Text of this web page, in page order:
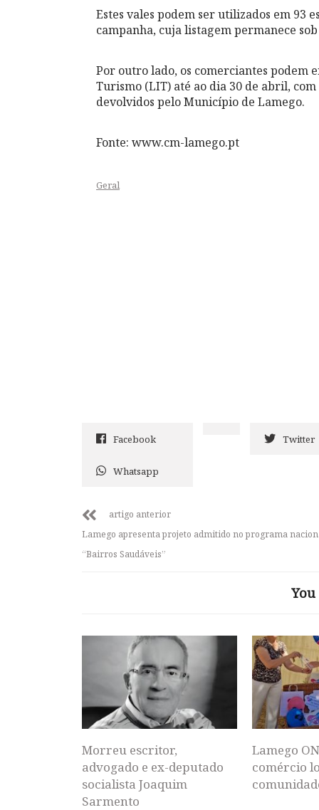
Estes vales podem ser utilizados em 93
campanha, cuja listagem permanece
Por outro lado, os comerciantes podem
Turismo (LIT) até ao dia 30 de abril,
devolvidos pelo Município de Lamego.
Fonte: www.cm-lamego.pt
Geral
Facebook Twitter
Whatsapp
artigo anterior
Lamego apresenta projeto admitido no programa
“Bairros Saudáveis”
Morreu escritor,
advogado e ex-deputado
socialista Joaquim
Sarmento
Lamego
comércio